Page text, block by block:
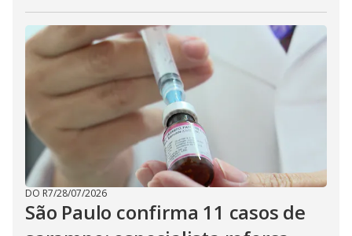
DO R7/28/07/2026
São Paulo confirma 11 casos de